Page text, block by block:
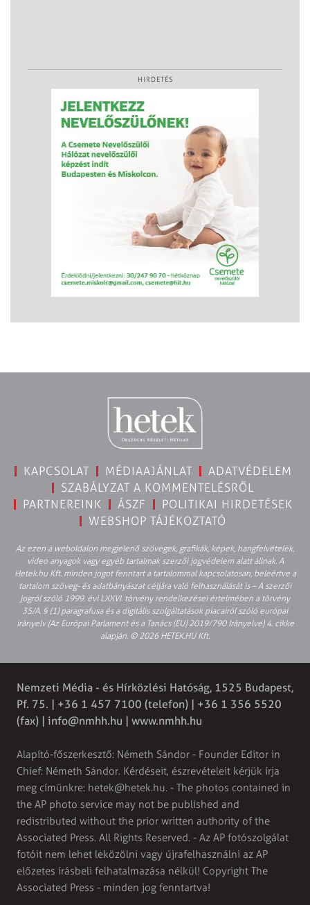
HIRDETÉS
KAPCSOLAT MÉDIAAJÁNLAT
ADATVÉDELEM
SZABÁLYZAT A KOMMENTELÉSRŐL
PARTNEREINK
ÁSZF
POLITIKAI HIRDETÉSEK
WEBSHOP TÁJÉKOZTATÓ
Az ezen a weboldalon megjelenő szövegek, grafikák, képek, hangfelvételek,
video anyagok vagy egyéb tartalmak szerzői jogvédelem alatt állnak. A
Hetek.hu Kft. minden jogot fenntart a tartalommal kapcsolatosan, beleértve a
tartalom szöveg- és adatbányászat céljára való felhasználását is – A szerzői
jogról szóló 1999. évi LXXVI. törvény rendelkezései értelmében a törvény
35/A. § (1) paragrafusa és a digitális szolgáltatások piacairól szóló európai
irányelv (Az Európai Parlament és a Tanács (EU) 2019/790 Irányelve) 4. cikke
alapján. © 2026 HETEK.HU Kft.
Nemzeti Média - és Hírközlési Hatóság, 1525 Budapest,
Pf. 75. | +36 1 457 7100 (telefon) | +36 1 356 5520
(fax) | info@nmhh.hu | www.nmhh.hu
Alapító-főszerkesztő: Németh Sándor - Founder Editor in
Chief: Németh Sándor. Kérdéseit, észrevételeit kérjük írja
meg címünkre: hetek@hetek.hu. - The photos contained in
the AP photo service may not be published and
redistributed without the prior written authority of the
Associated Press. All Rights Reserved. - Az AP fotószolgálat
fotóit nem lehet leközölni vagy újrafelhasználni az AP
előzetes írásbeli felhatalmazása nélkül! Copyright The
Associated Press - minden jog fenntartva!